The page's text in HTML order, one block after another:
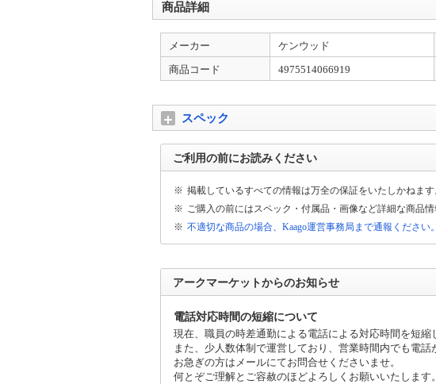
お客様ご都合によるキャンセルの場合
・商品発送後、お客様のご都合での「返品・交換」は承るこ
様のご都合による「返品・交換」は原則承っておりません。
延長保証について①
ーカー：ANKER、Apple、Jackery、iRobot
その他の延長保証対象商品につきましては、「購入手続きに
商品詳細
メーカー ケンウッド
商品コード
4975514066919
スペック
ご利用の前にお読みください
※ 掲載しているすべての情報は万全の保証をいたしかねます
※ ご購入の前にはスペック・付属品・画像など詳細な商品
※ 不適切な商品の場合、Kaago運営事務局まで通報ください。
アークマーケットからのお知らせ
電話対応時間の短縮について
現在、職員の時差通勤による電話による対応時間を短縮
また、少人数体制で運営しており、営業時間内でも電話
お急ぎの方はメールにてお問合せくださいませ。
何とぞご理解とご容赦のほどよろしくお願いいたします。